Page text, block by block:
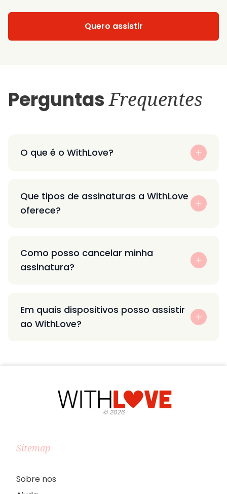
Quero assistir
PerguntasFrequentes
O que é o WithLove?
Que tipos de assinaturas a WithLove
oferece?
Como posso cancelar minha
assinatura?
Em quais dispositivos posso assistir
ao WithLove?
©2026
Sitemap
Sobre nos